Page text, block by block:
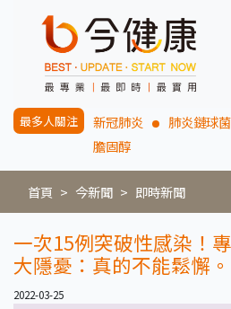
最多人關注 新冠肺炎 肺炎鏈球
膽固醇
首頁 今新聞 即時新聞
一次15例突破性感染！
大隱憂：真的不能鬆懈。
2022-03-25